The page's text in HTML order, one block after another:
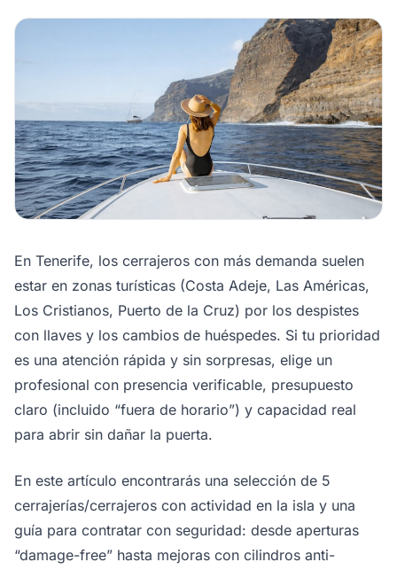
En Tenerife, los cerrajeros con más demanda suelen
estar en zonas turísticas (Costa Adeje, Las Américas,
Los Cristianos, Puerto de la Cruz) por los despistes
con llaves y los cambios de huéspedes. Si tu prioridad
es una atención rápida y sin sorpresas, elige un
profesional con presencia verificable, presupuesto
claro (incluido “fuera de horario”) y capacidad real
para abrir sin dañar la puerta.
En este artículo encontrarás una selección de 5
cerrajerías/cerrajeros con actividad en la isla y una
guía para contratar con seguridad: desde aperturas
“damage-free” hasta mejoras con cilindros anti-